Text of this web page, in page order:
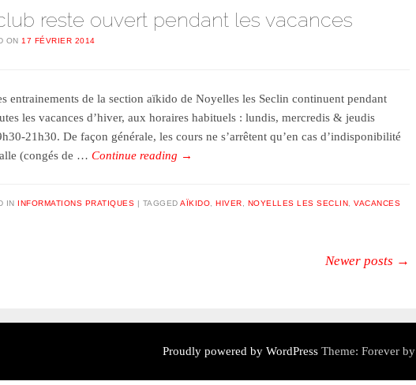
reste ouvert pendant les vacances
ON 17 FÉVRIER 2014
entrainements de la section aïkido de Noyelles les Seclin continuent pendant
les vacances d’hiver, aux horaires habituels : lundis, mercredis & jeudis
21h30. De façon générale, les cours ne s’arrêtent qu’en cas d’indisponibilité
(congés de … Continue reading →
IN INFORMATIONS PRATIQUES TAGGED AÏKIDO, HIVER, NOYELLES LES SECLIN, VACANCES
Newer posts →
Proudly powered by WordPress Theme: Forever by